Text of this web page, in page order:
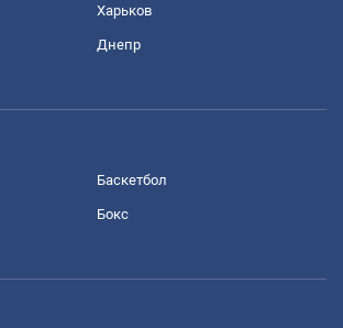
Харьков
Днепр
Баскетбол
Бокс